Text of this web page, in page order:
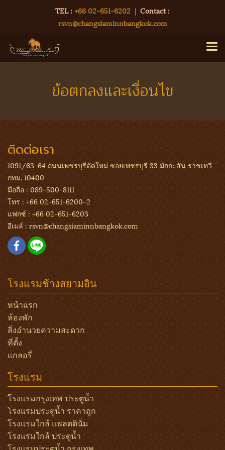
TEL : +66 02-651-6202 | Contact :
rsvn@changsiaminnbangkok.com
ข้อตกลงและเงื่อนไข
ติดต่อเรา
1091/63-64 ถนนเพชรบุรีตัดใหม่ ซอยเพชรบุรี 33 มักกะสัน ราชเทวี
กทม. 10400
มือถือ : 089-500-8111
โทร : +66 02-651-6200-2
แฟกซ์ : +66 02-651-6203
อีเมล์ : rsvn@changsiaminnbangkok.com
โรงแรมช้างสยามอิน
หน้าแรก
ห้องพัก
สิ่งอำนวยความสะดวก
ที่ตั้ง
แกลอรี่
โรงแรม
โรงแรมกรุงเทพ ประตูน้ำ
โรงแรมประตูน้ำ ราคาถูก
โรงแรมใกล้ แพลตตินั่ม
โรงแรมใกล้ ประตูน้ำ
โรงแรมประตูน้ำ กรุงเทพ